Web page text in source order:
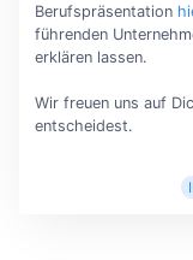
Berufspräsentation
führenden
erklären lassen.
Wir freuen uns auf
entscheidest.